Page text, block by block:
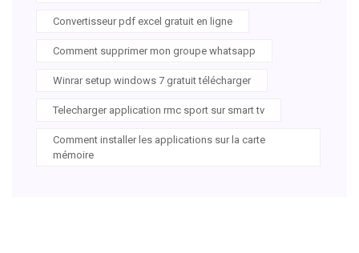
Convertisseur pdf excel gratuit en ligne
Comment supprimer mon groupe whatsapp
Winrar setup windows 7 gratuit télécharger
Telecharger application rmc sport sur smart tv
Comment installer les applications sur la carte
mémoire